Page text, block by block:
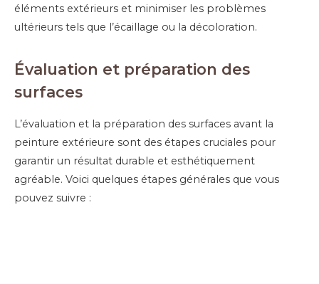
éléments extérieurs et minimiser les problèmes
ultérieurs tels que l’écaillage ou la décoloration.
Évaluation et préparation des
surfaces
L’évaluation et la préparation des surfaces avant la
peinture extérieure sont des étapes cruciales pour
garantir un résultat durable et esthétiquement
agréable. Voici quelques étapes générales que vous
pouvez suivre :